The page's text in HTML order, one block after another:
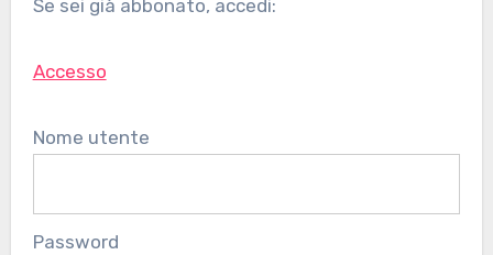
Se sei già abbonato, accedi:
Accesso
Nome utente
Password